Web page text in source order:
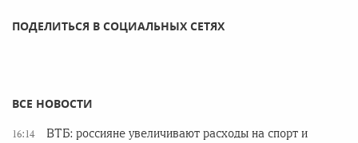
ПОДЕЛИТЬСЯ В СОЦИАЛЬНЫХ СЕТЯХ
ВСЕ НОВОСТИ
16:14
ВТБ: россияне увеличивают расходы на спорт и